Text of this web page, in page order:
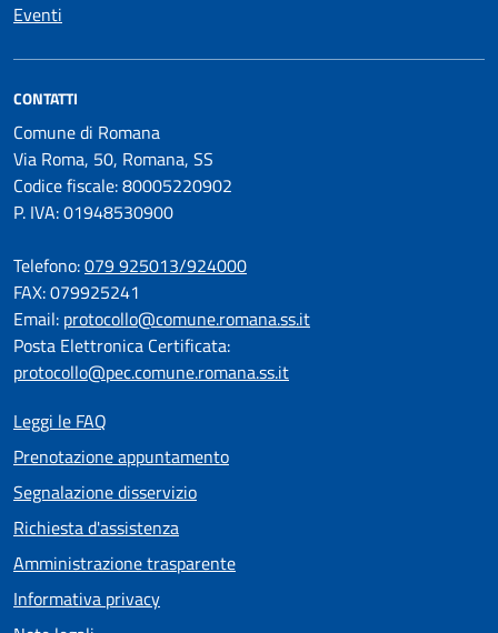
Eventi
CONTATTI
Comune di Romana
Via Roma, 50, Romana, SS
Codice fiscale: 80005220902
P. IVA: 01948530900
Telefono:079 925013/924000
FAX: 079925241
Email: protocollo@comune.romana.ss.it
Posta Elettronica Certificata:
protocollo@pec.comune.romana.ss.it
Leggi le FAQ
Prenotazione appuntamento
Segnalazione disservizio
Richiesta d'assistenza
Amministrazione trasparente
Informativa privacy